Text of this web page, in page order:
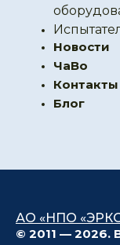
Новости
ЧаВо
Контакты
Блог
АО «НПО
© 2011 — 2026.